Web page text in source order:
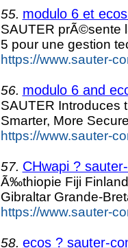
55. modulo 6 et
SAUTER prÃ©sente
5 pour une gestion
https://www.sauter-
56. modulo 6 and
SAUTER Introduces
Smarter, More
https://www.sauter-
57. CHwapi ?
Ã‰thiopie Fiji
Gibraltar Grande-
https://www.sauter-
58. ecos ? sauter-